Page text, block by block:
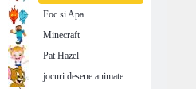
Foc si Apa
Minecraft
Pat Hazel
jocuri desene animate